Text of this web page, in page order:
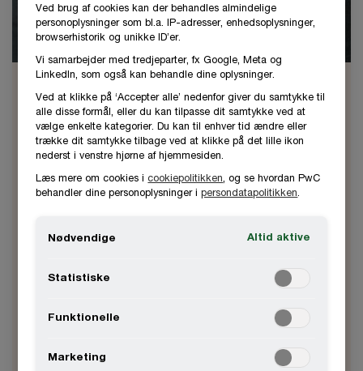
Ole Tjørnelund Thomsen
Partner, statsaut. revisor
København, PwC Denmark
Ole er statsautoriseret revisor med mere end
København, PwC Danmark
Ved brug af cookies kan der behandles almindelige
personoplysninger som bl.a. IP-adresser, enhedsoplysninger,
browserhistorik og unikke ID’er.
Vi samarbejder med tredjeparter, fx Google, Meta og
LinkedIn, som også kan behandle dine oplysninger.
Ved at klikke på ‘Accepter alle’ nedenfor giver du samtykke til
alle disse formål, eller du kan tilpasse dit samtykke ved at
vælge enkelte kategorier. Du kan til enhver tid ændre eller
trække dit samtykke tilbage ved at klikke på det lille ikon
nederst i venstre hjørne af hjemmesiden.
Læs mere om cookies icookiepolitikken , og se hvordan PwC
behandler dine personoplysninger ipersondatapolitikken
Nødvendige Altid aktive
Statistiske
Funktionelle
Marketing